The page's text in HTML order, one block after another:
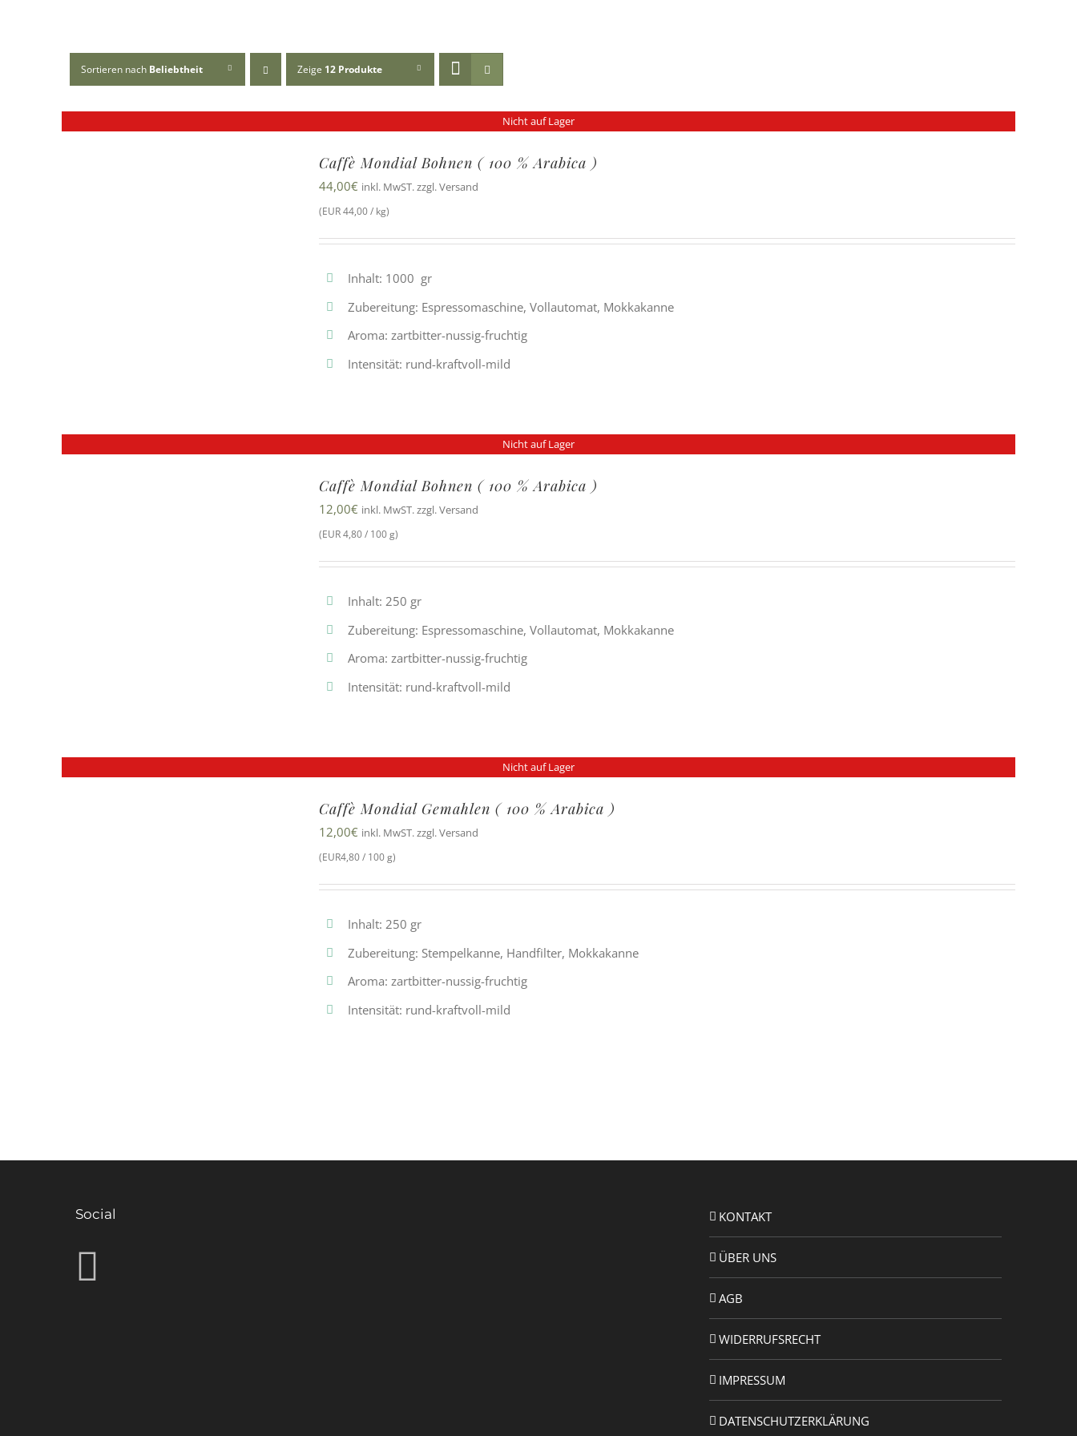
Sortieren nach Beliebtheit Zeige 12 Produkte
Nicht auf Lager
Caffè Mondial Bohnen ( 100 % Arabica )
44,00€ inkl. MwST. zzgl. Versand
(EUR 44,00 / kg)
Inhalt: 1000 gr
Zubereitung: Espressomaschine, Vollautomat, Mokkakanne
Aroma: zartbitter-nussig-fruchtig
Intensität: rund-kraftvoll-mild
Nicht auf Lager
Caffè Mondial Bohnen ( 100 % Arabica )
12,00€ inkl. MwST. zzgl. Versand
(EUR 4,80 / 100 g)
Inhalt: 250 gr
Zubereitung: Espressomaschine, Vollautomat, Mokkakanne
Aroma: zartbitter-nussig-fruchtig
Intensität: rund-kraftvoll-mild
Nicht auf Lager
Caffè Mondial Gemahlen ( 100 % Arabica )
12,00€ inkl. MwST. zzgl. Versand
(EUR4,80 / 100 g)
Inhalt: 250 gr
Zubereitung: Stempelkanne, Handfilter, Mokkakanne
Aroma: zartbitter-nussig-fruchtig
Intensität: rund-kraftvoll-mild
Social KONTAKT
ÜBER UNS
AGB
WIDERRUFSRECHT
IMPRESSUM
DATENSCHUTZERKLÄRUNG